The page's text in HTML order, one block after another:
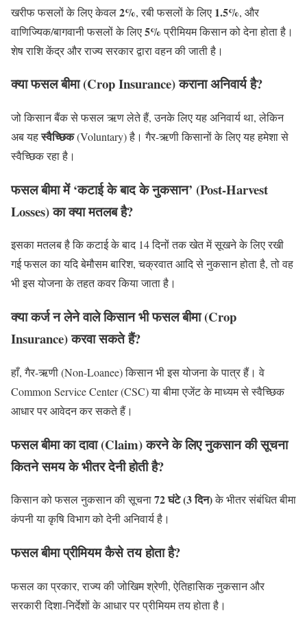
खरीफ फसलों के लिए केवल2%, रबी फसलों के लिए 1.5%, और
वाणिज्यिक/बागवानी फसलों के लिए5%प्रीमियम किसान को देना होता है।
शेष राशि केंद्र और राज्य सरकार द्वारा वहन की जाती है।
क्या फसल बीमा (Crop Insurance) कराना अनिवार्य है?
जो किसान बैंक से फसल ऋण लेते हैं, उनके लिए यह अनिवार्य था, लेकिन
अब यहस्वैच्छिक(Voluntary) है। गैर-ऋणी किसानों के लिए यह हमेशा से
स्वैच्छिक रहा है।
फसल बीमा में ‘कटाई के बाद के नुकसान’ (Post-Harvest
Losses) का क्या मतलब है?
इसका मतलब है कि कटाई के बाद 14 दिनों तक खेत में सूखने के लिए रखी
गई फसल का यदि बेमौसम बारिश, चक्रवात आदि से नुकसान होता है, तो वह
भी इस योजना के तहत कवर किया जाता है।
क्या कर्ज न लेने वाले किसान भी फसल बीमा (Crop
Insurance) करवा सकते हैं?
हाँ, गैर-ऋणी (Non-Loanee) किसान भी इस योजना के पात्र हैं। वे
Common Service Center (CSC) या बीमा एजेंट के माध्यम से स्वैच्छिक
आधार पर आवेदन कर सकते हैं।
फसल बीमा का दावा (Claim) करने के लिए नुकसान की सूचना
कितने समय के भीतर देनी होती है?
किसान को फसल नुकसान की सूचना72 घंटे (3 दिन)के भीतर संबंधित बीमा
कंपनी या कृषि विभाग को देनी अनिवार्य है।
फसल बीमा प्रीमियम कैसे तय होता है?
फसल का प्रकार, राज्य की जोखिम श्रेणी, ऐतिहासिक नुकसान और
सरकारी दिशा-निर्देशों के आधार पर प्रीमियम तय होता है।